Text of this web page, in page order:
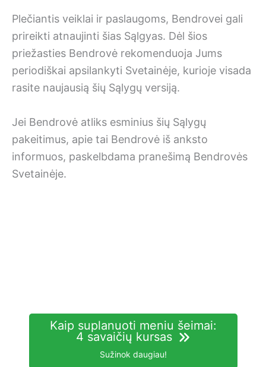
Plečiantis veiklai ir paslaugoms, Bendrovei gali
prireikti atnaujinti šias Sąlgyas. Dėl šios
priežasties Bendrovė rekomenduoja Jums
periodiškai apsilankyti Svetainėje, kurioje visada
rasite naujausią šių Sąlygų versiją.
Jei Bendrovė atliks esminius šių Sąlygų
pakeitimus, apie tai Bendrovė iš anksto
informuos, paskelbdama pranešimą Bendrovės
Svetainėje.
Kaip suplanuoti meniu šeimai:
4 savaičių kursas
Sužinok daugiau!